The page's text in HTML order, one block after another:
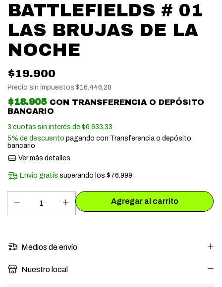
BATTLEFIELDS # 01
LAS BRUJAS DE LA
NOCHE
$19.900
Precio sin impuestos $16.446,28
$18.905 CON TRANSFERENCIA O DEPÓSITO
BANCARIO
3 cuotas sin interés de $6.633,33
5% de descuento pagando con Transferencia o depósito
bancario
Ver más detalles
Envío gratis superando los$76.999
Medios de envío
Nuestro local